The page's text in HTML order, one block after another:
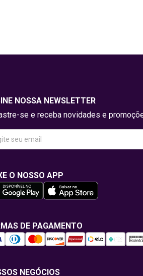
NOSSA NEWSLETTER
se e receba novidades e
O NOSSO APP
DE PAGAMENTO
NEGÓCIOS